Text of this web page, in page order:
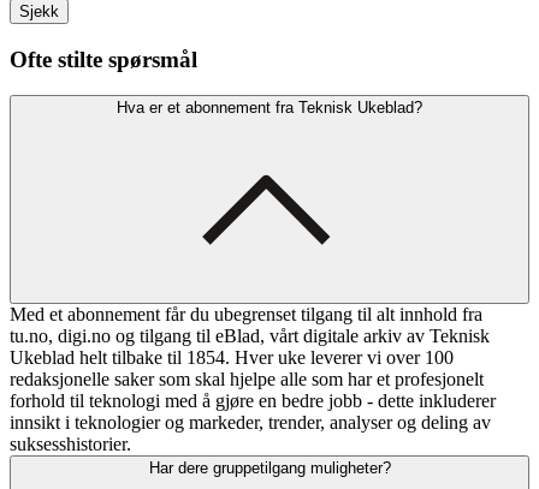
Sjekk
Ofte stilte spørsmål
Hva er et abonnement fra Teknisk Ukeblad?
Med et abonnement får du ubegrenset tilgang til alt innhold fra
tu.no, digi.no og tilgang til eBlad, vårt digitale arkiv av Teknisk
Ukeblad helt tilbake til 1854. Hver uke leverer vi over 100
redaksjonelle saker som skal hjelpe alle som har et profesjonelt
forhold til teknologi med å gjøre en bedre jobb - dette inkluderer
innsikt i teknologier og markeder, trender, analyser og deling av
suksesshistorier.
Har dere gruppetilgang muligheter?